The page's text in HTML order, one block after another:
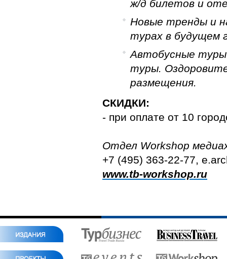
ж/д билетов и
Новые тренды и
турах в будущем
Автобусные
туры.
размещения.
СКИДКИ:
- при оплате от 10
Отдел Workshop
+7 (495) 363-22-77,
www.tb-workshop.ru